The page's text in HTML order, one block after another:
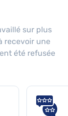
sur plus
recevoir une
été refusée